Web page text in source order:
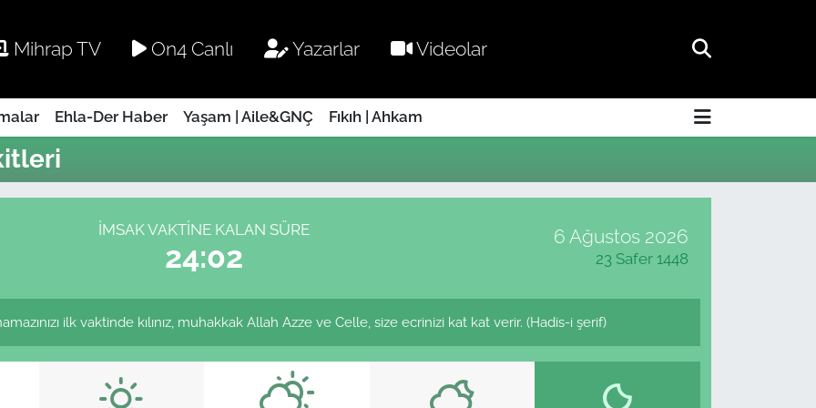
Mihrap TV On4 Canlı Yazarlar Videolar
Ehla-Der Haber Yaşam | Aile&GNÇ Fıkıh | Ahkam
İMSAK VAKTINE KALAN SÜRE
24:02
6 Ağustos 2026
23 Safer 1448
ilk vaktinde kılınız, muhakkak Allah Azze ve Celle, size ecrinizi kat kat verir. (Hadis-i şerif)